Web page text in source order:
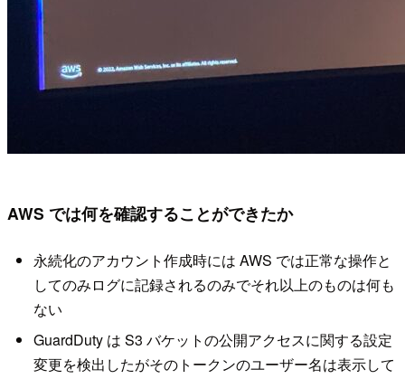
AWS では何を確認することができたか
永続化のアカウント作成時には AWS では正常な操作と
してのみログに記録されるのみでそれ以上のものは何も
ない
GuardDuty は S3 バケットの公開アクセスに関する設定
変更を検出したがそのトークンのユーザー名は表示して